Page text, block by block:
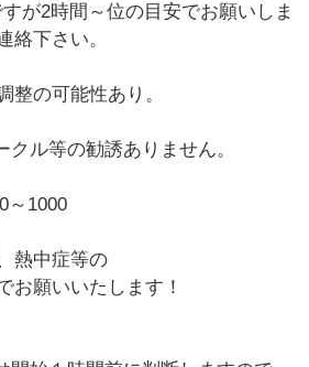
が2時間～位の目安でお願いしま
絡下さい。
整の可能性あり。
ル等の勧誘ありません。
～1000
熱中症等の
お願いいたします！